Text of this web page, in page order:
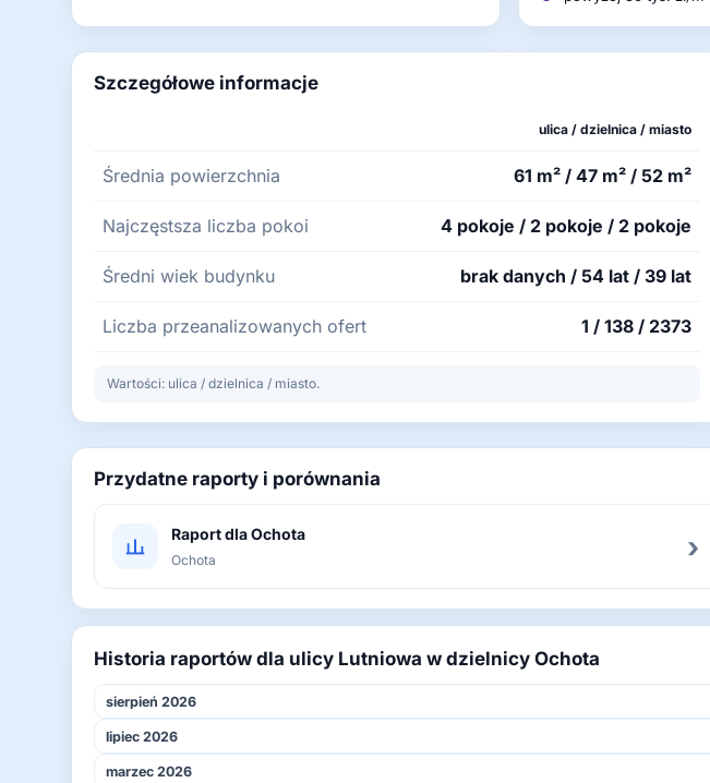
Szczegółowe informacje
ulica / dzielnica / miasto
Średnia powierzchnia 61 m² / 47 m² / 52 m²
Najczęstsza liczba pokoi 4 pokoje / 2 pokoje / 2 pokoje
Średni wiek budynku brak danych / 54 lat / 39 lat
Liczba przeanalizowanych ofert 1 / 138 / 2373
Wartości: ulica / dzielnica / miasto.
Przydatne raporty i porównania
Raport dla Ochota
Ochota ›
Historia raportów dla ulicy Lutniowa w dzielnicy Ochota
sierpień 2026
lipiec 2026
marzec 2026